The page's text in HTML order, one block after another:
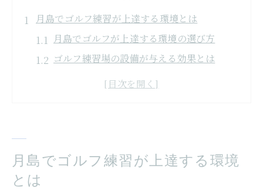
月島でゴルフ練習が上達する環境とは
月島でゴルフが上達する環境の選び方
ゴルフ練習場の設備が与える効果とは
打ちっぱなしで基礎力アップを目指す方法
中央区で手軽に始めるゴルフの楽しみ方
月島でゴルフ練習が上達する環境
とは